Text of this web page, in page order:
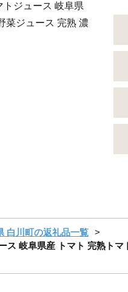
トジュース 岐阜県
菜ジュース 完熟 濃
白川町の返礼品一覧
岐阜県産 トマト 完熟ト